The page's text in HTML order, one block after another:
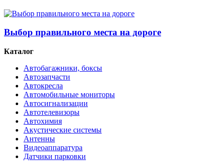
Выбор правильного места на дороге
Каталог
Автобагажники, боксы
Автозапчасти
Автокресла
Автомобильные мониторы
Автосигнализации
Автотелевизоры
Автохимия
Акустические системы
Антенны
Видеоаппаратура
Датчики парковки